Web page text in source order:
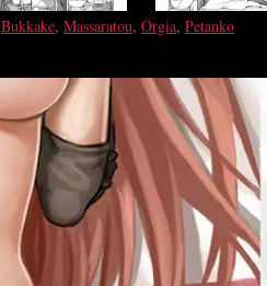
Bukkake, Massaratou, Orgia, Petanko